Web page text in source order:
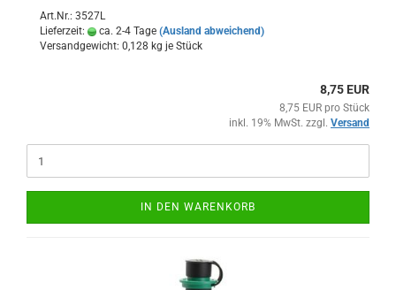
Art.Nr.: 3527L
Lieferzeit:
ca. 2-4 Tage (Ausland abweichend)
Versandgewicht: 0,128 kg je Stück
8,75 EUR
8,75 EUR pro Stück
inkl. 19% MwSt. zzgl. Versand
IN DEN WARENKORB